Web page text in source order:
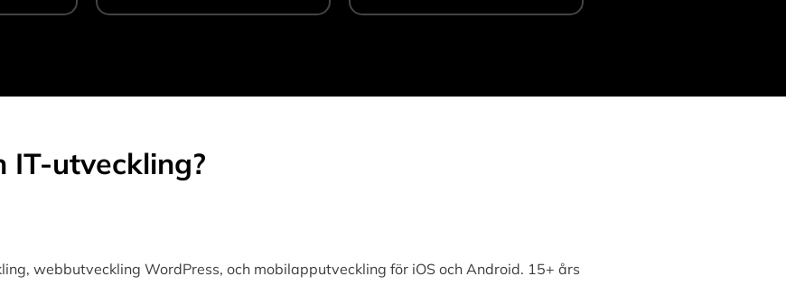
utveckling?
webbutveckling WordPress, och mobilapputveckling för iOS och Android. 15+ års